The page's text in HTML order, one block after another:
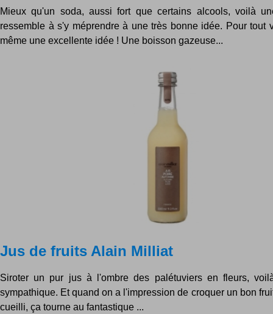
Mieux qu'un soda, aussi fort que certains alcools, voilà
ressemble à s'y méprendre à une très bonne idée. Pour tout
même une excellente idée ! Une boisson gazeuse...
Jus de fruits Alain Milliat
Siroter un pur jus à l'ombre des palétuviers en fleurs,
sympathique. Et quand on a l'impression de croquer un bon
cueilli, ça tourne au fantastique ...